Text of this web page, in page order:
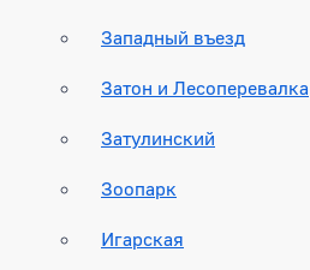
Западный въезд
Затон и Лесоперевалка
Затулинский
Зоопарк
Игарская